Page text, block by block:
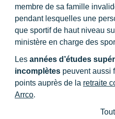
membre de sa famille
pendant lesquelles une
que sportif de haut niveau
ministère en charge des
Les années d’études
incomplètes peuvent aussi
points auprès de la retraite
Arrco.